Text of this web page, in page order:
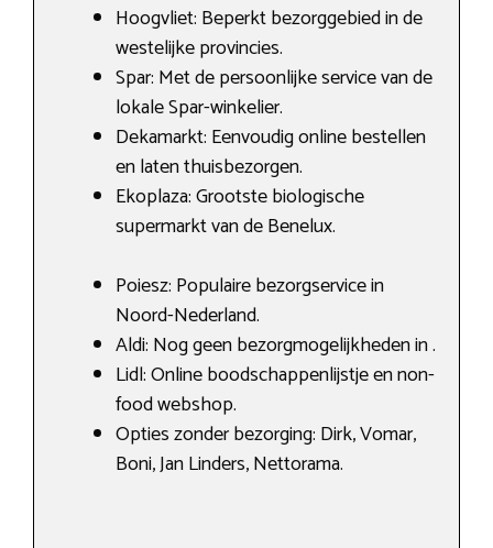
Hoogvliet: Beperkt bezorggebied in de
westelijke provincies.
Spar: Met de persoonlijke service van de
lokale Spar-winkelier.
Dekamarkt: Eenvoudig online bestellen
en laten thuisbezorgen.
Ekoplaza: Grootste biologische
supermarkt van de Benelux.
Poiesz: Populaire bezorgservice in
Noord-Nederland.
Aldi: Nog geen bezorgmogelijkheden in .
Lidl: Online boodschappenlijstje en non-
food webshop.
Opties zonder bezorging: Dirk, Vomar,
Boni, Jan Linders, Nettorama.